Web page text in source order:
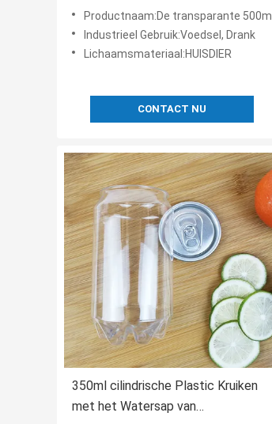
Bucket Shape
Productnaam:De transparante 500ml-Blikken van de Voedselopslag
Industrieel Gebruik:Voedsel, Drank
Lichaamsmateriaal:HUISDIER
CONTACT NU
350ml cilindrische Plastic Kruiken
met het Watersap van